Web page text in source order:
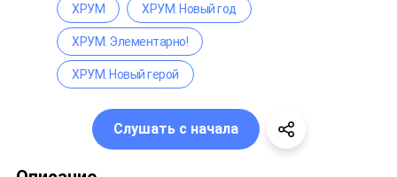
ХРУМ ХРУМ. Новый год
ХРУМ. Элементарно!
ХРУМ. Новый герой
Слушать с начала